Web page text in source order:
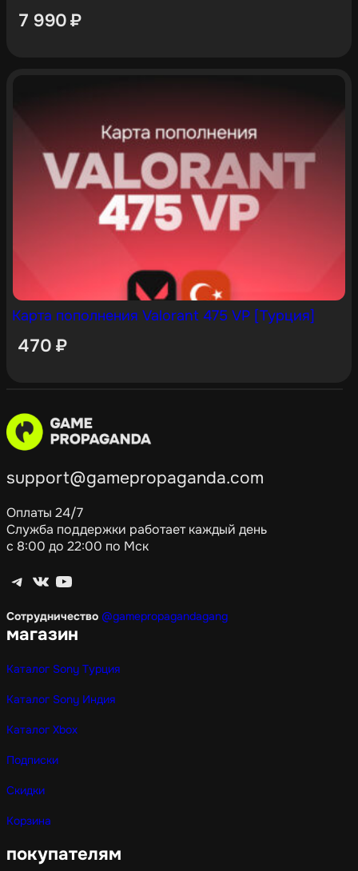
7 990₽
Карта пополнения Valorant 475 VP [Турция]
470 ₽
support@gamepropaganda.com
Оплаты 24/7
Служба поддержки работает каждый день
с 8:00 до 22:00 по Мск
Telegram ВКонтакте YouTube
Сотрудничество @gamepropagandagang
магазин
Каталог Sony Турция
Каталог Sony Индия
Каталог Xbox
Подписки
Скидки
Корзина
покупателям